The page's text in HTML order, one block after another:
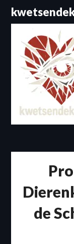
Spring
naar
inhoud
de